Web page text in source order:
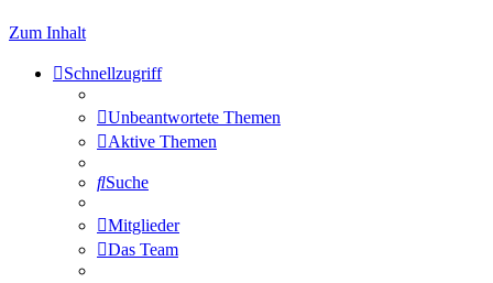
Zum Inhalt
Schnellzugriff
Unbeantwortete Themen
Aktive Themen
Suche
Mitglieder
Das Team